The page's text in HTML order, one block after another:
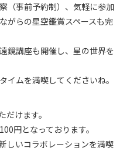
（事前予約制）、気軽に参加
がらの星空鑑賞スペースも完
鏡講座も開催し、星の世界を
イムを満喫してくださいね。
けます。
円となっております。
しいコラボレーションを満喫